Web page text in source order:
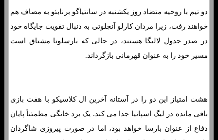
دو تیم با روحیه متضاد روز یکشنبه در سانتیاگو برنابئو به مصاف هم
خواهند رفت، زیرا مردان کارلو آنچلوتی به دنبال تقویت جایگاه خود
در صدر جدول لالیگا هستند، در حالی که بارسلونا مشتاق است
مسیر خود را به عنوان قهرمانی بازگرداند.
هشت امتیاز این دو را در آستانه آخرین ال کلاسیکو با هفت بازی
باقی مانده در لیگ اسپانیا جدا می کند. یک برد خانگی مطمئناً پایان
دفاع از عنوان بارسا خواهد بود، اما در صورت پیروزی شاگردان